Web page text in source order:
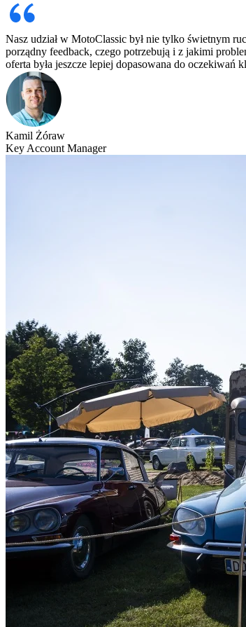
Nasz udział w MotoClassic był nie tylko świetnym
porządny feedback, czego potrzebują i z jakimi
oferta była jeszcze lepiej dopasowana do oczekiwań
Kamil Żóraw
Key Account Manager